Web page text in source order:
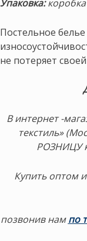
Упаковка:коробка
Постельное
не потеряет
В интернет -
текстиль»
РОЗНИЦУ
Купить оптом
позвонив нампо